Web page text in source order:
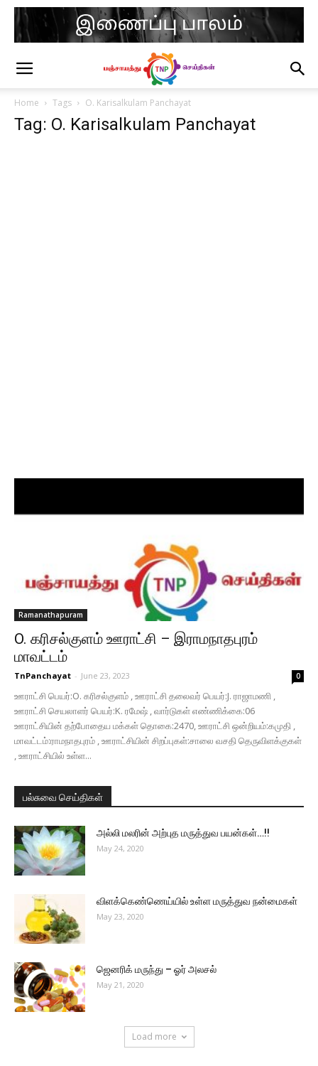
Home Tags O. Karisalkulam Panchayat
Tag: O. Karisalkulam Panchayat
Ramanathapuram
O. கரிசல்குளம் ஊராட்சி – இராமநாதபுரம்
மாவட்டம்
TnPanchayat - June 23, 2023 0
ஊராட்சி பெயர்:O. கரிசல்குளம் , ஊராட்சி தலைவர் பெயர்:J. ராஜாமணி ,
ஊராட்சி செயலாளர் பெயர்:K. ரமேஷ் , வார்டுகள் எண்ணிக்கை:06
ஊராட்சியின் தற்போதைய மக்கள் தொகை:2470, ஊராட்சி ஒன்றியம்:கமுதி ,
மாவட்டம்:ராமநாதபுரம் , ஊராட்சியின் சிறப்புகள்:சாலை வசதி தெருவிளக்குகள்
, ஊராட்சியில் உள்ள...
பல்சுவை செய்திகள்
அல்லி மலரின் அற்புத மருத்துவ பயன்கள்…!!
May 24, 2020
விளக்கெண்ணெய்யில் உள்ள மருத்துவ நன்மைகள்
May 23, 2020
ஜெனரிக் மருந்து – ஓர் அலசல்
May 21, 2020
Load more